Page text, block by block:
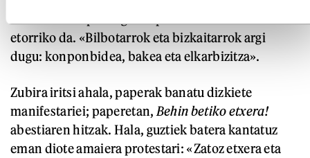
etorriko da. «Bilbotarrok eta bizkaitarrok argi
dugu: konponbidea, bakea eta elkarbizitza».
Zubira iritsi ahala, paperak banatu dizkiete
manifestariei; paperetan, Behin betiko etxera!
abestiaren hitzak. Hala, guztiek batera kantatuz
eman diote amaiera protestari: «Zatoz etxera eta